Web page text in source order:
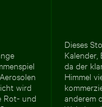
wird
Rot- und
Dieses
Kalender,
da der
Himmel
anderem